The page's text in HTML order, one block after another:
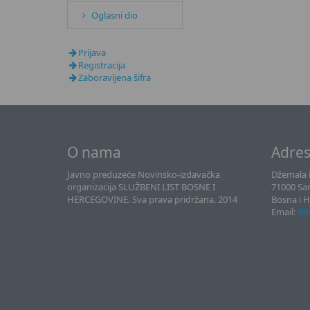
Oglasni dio
Prijava
Registracija
Zaboravljena šifra
O nama
Javno preduzeće Novinsko-izdavačka
organizacija SLUŽBENI LIST BOSNE I
HERCEGOVINE. Sva prava pridržana. 2014
Džemala
71000
Bosna i
Email: